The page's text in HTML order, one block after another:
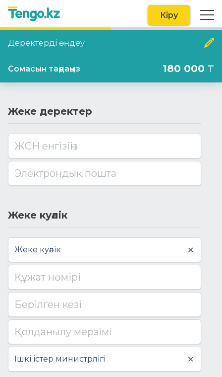
Кіру
Жеке деректер
ЖСН енгізіңіз
Электрондық пошта
Жеке куәлік
✕
Жеке куәлік
Құжат нөмірі
Берілген кезі
Қолданылу мерзімі
✕
Ішкі істер министрлігі
Деректерді өңдеу
Сомасын таңдаңыз 180 000 ₸